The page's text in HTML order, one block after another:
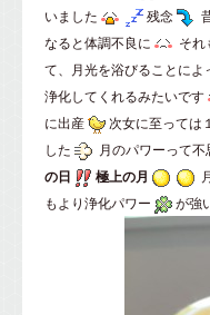
いました
残念
なると体調不良に
それ
て、月光を浴びることに
浄化してくれるみたいです
に出産
次女に至っては
した
月のパワーって不
の日
極上の月
もより浄化パワー
が強